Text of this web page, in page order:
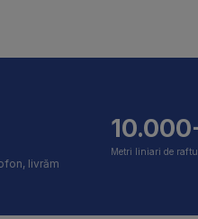
livrăm
Metri liniari de